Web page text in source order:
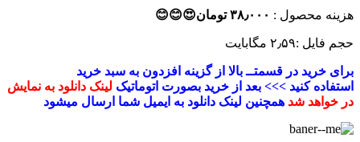
هزینه محصول : ۳۸٫۰۰۰تومان😍😊😊
حجم فایل :۲٫۵۹ مگابایت
برای خرید در قسمتــ بالا از گزینه افزدون به سبد خرید
استفاده کنید >>> بعد از خرید بصورت اتوماتیک لینک دانلود به نمایش
در خواهد شد همچنین لینک دانلود به ایمیل شما ارسال میشود